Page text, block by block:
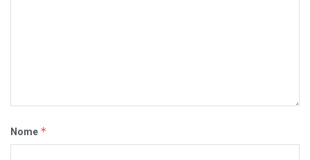
Nome *